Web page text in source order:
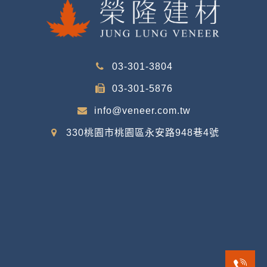
03-301-3804
03-301-5876
info@veneer.com.tw
330桃園市桃園區永安路948巷4號